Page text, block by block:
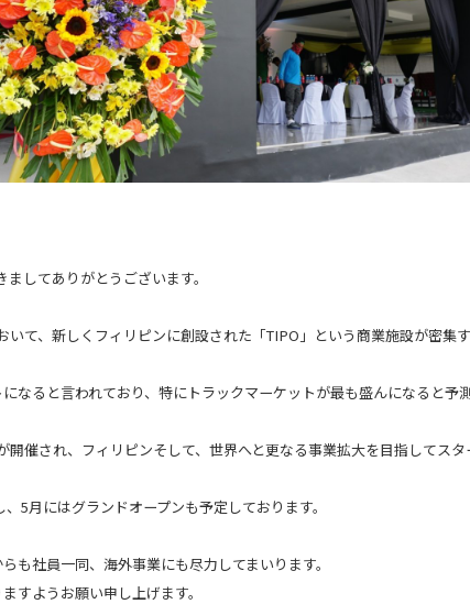
してありがとうございます。
て、新しくフィリピンに創設された「TIPO」という商業施設が密集
なると言われており、特にトラックマーケットが最も盛んになると予測
催され、フィリピンそして、世界へと更なる事業拡大を目指してスタ
5月にはグランドオープンも予定しております。
も社員一同、海外事業にも尽力してまいります。
すようお願い申し上げます。